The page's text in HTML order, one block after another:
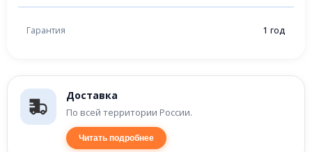
Доставка
По всей территории России.
Читать подробнее
Гарантия 1 год